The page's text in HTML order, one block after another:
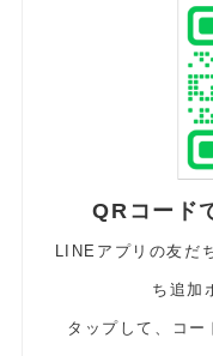
QRコード
LINEアプリの友だ
ち追加
タップして、コー